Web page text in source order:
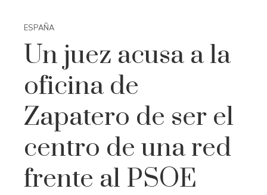
ESPAÑA
Un juez acusa a la
oficina de
Zapatero de ser el
centro de una red
frente al PSOE